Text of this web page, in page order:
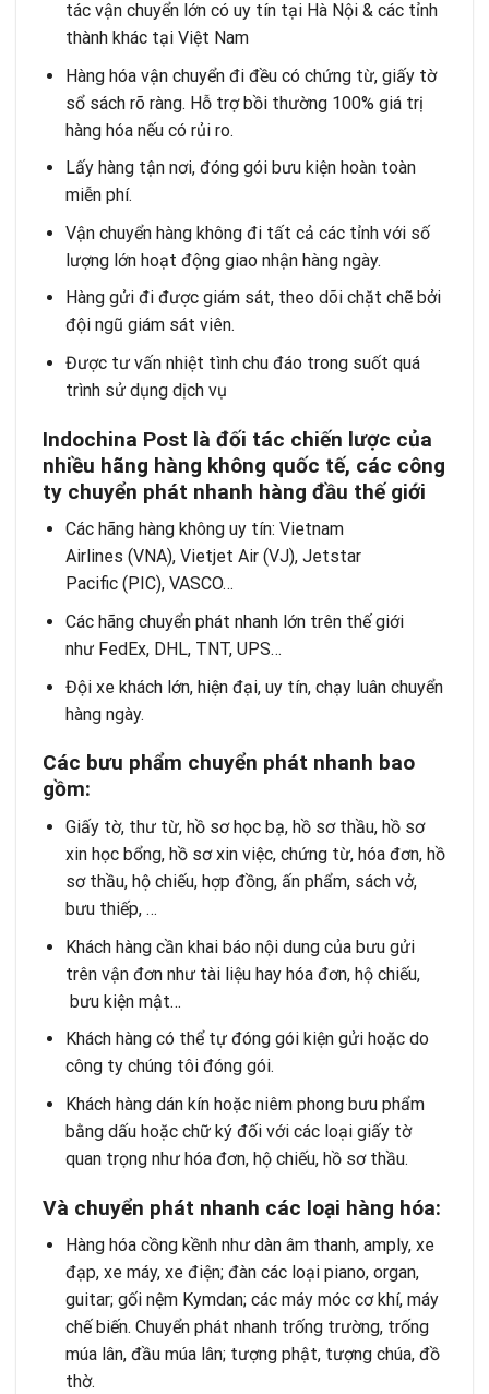
tác vận chuyển lớn có uy tín tại Hà Nội & các tỉnh
thành khác tại Việt Nam
Hàng hóa vận chuyển đi đều có chứng từ, giấy tờ
sổ sách rõ ràng. Hỗ trợ bồi thường 100% giá trị
hàng hóa nếu có rủi ro.
Lấy hàng tận nơi, đóng gói bưu kiện hoàn toàn
miễn phí.
Vận chuyển hàng không đi tất cả các tỉnh với số
lượng lớn hoạt động giao nhận hàng ngày.
Hàng gửi đi được giám sát, theo dõi chặt chẽ bởi
đội ngũ giám sát viên.
Được tư vấn nhiệt tình chu đáo trong suốt quá
trình sử dụng dịch vụ
Indochina Post là đối tác chiến lược của
nhiều hãng hàng không quốc tế, các công
ty chuyển phát nhanh hàng đầu thế giới
Các hãng hàng không uy tín: Vietnam
Airlines (VNA), Vietjet Air (VJ), Jetstar
Pacific (PIC), VASCO…
Các hãng chuyển phát nhanh lớn trên thế giới
như FedEx, DHL, TNT, UPS…
Đội xe khách lớn, hiện đại, uy tín, chạy luân chuyển
hàng ngày.
Các bưu phẩm chuyển phát nhanh bao
gồm:
Giấy tờ, thư từ, hồ sơ học bạ, hồ sơ thầu, hồ sơ
xin học bổng, hồ sơ xin việc, chứng từ, hóa đơn, hồ
sơ thầu, hộ chiếu, hợp đồng, ấn phẩm, sách vở,
bưu thiếp, …
Khách hàng cần khai báo nội dung của bưu gửi
trên vận đơn như tài liệu hay hóa đơn, hộ chiếu,
bưu kiện mật…
Khách hàng có thể tự đóng gói kiện gửi hoặc do
công ty chúng tôi đóng gói.
Khách hàng dán kín hoặc niêm phong bưu phẩm
bằng dấu hoặc chữ ký đối với các loại giấy tờ
quan trọng như hóa đơn, hộ chiếu, hồ sơ thầu.
Và chuyển phát nhanh các loại hàng hóa:
Hàng hóa cồng kềnh như dàn âm thanh, amply, xe
đạp, xe máy, xe điện; đàn các loại piano, organ,
guitar; gối nệm Kymdan; các máy móc cơ khí, máy
chế biến. Chuyển phát nhanh trống trường, trống
múa lân, đầu múa lân; tượng phật, tượng chúa, đồ
thờ.